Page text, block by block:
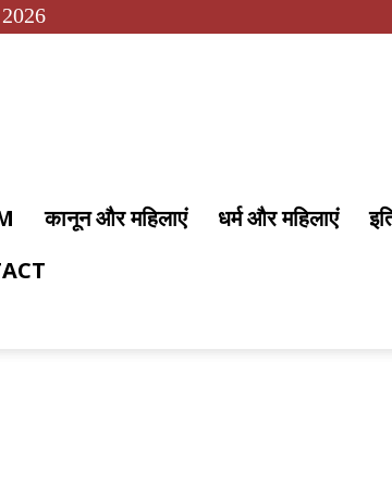
कानून और महिलाएं धर्म और महिलाएं